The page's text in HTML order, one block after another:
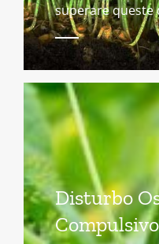
superare queste
Disturbo
Compulsivo